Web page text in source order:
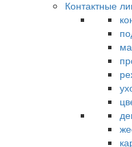
Контактные